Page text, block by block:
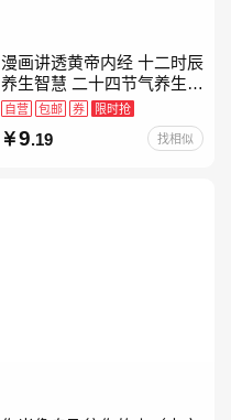
漫画讲透黄帝内经 十二时辰
养生智慧 二十四节气养生智
慧 中医八大名著之一养生图
解 皇帝内经漫画版原版
自营 包邮 券 限时抢
9.19 找相似